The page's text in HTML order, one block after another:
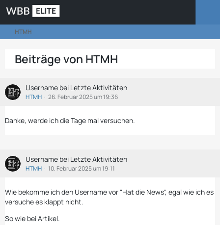
HTMH
Beiträge von HTMH
Username bei Letzte Aktivitäten
HTMH 26. Februar 2025 um 19:36
Danke, werde ich die Tage mal versuchen.
Username bei Letzte Aktivitäten
HTMH 10. Februar 2025 um 19:11
Wie bekomme ich den Username vor "Hat die News", egal wie ich es
versuche es klappt nicht.
So wie bei Artikel.